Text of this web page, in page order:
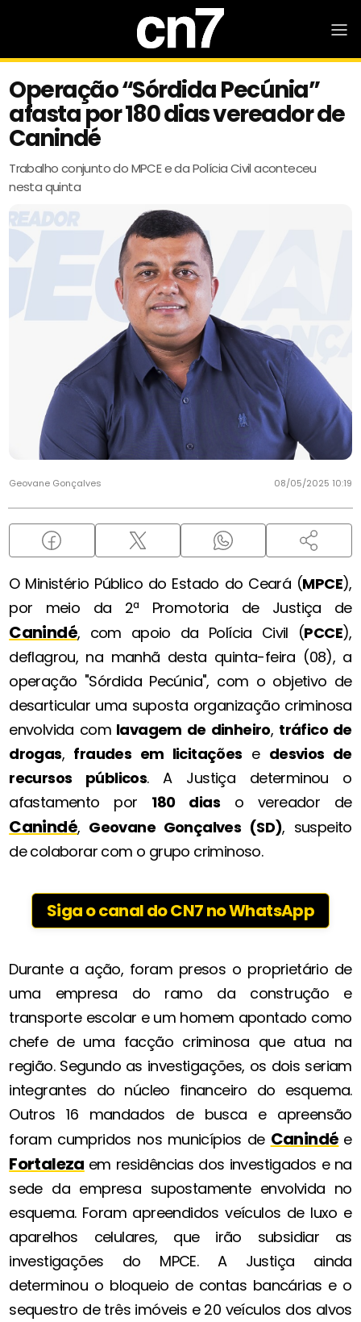
Operação “Sórdida Pecúnia”
afasta por 180 dias vereador de
Canindé
Trabalho conjunto do MPCE e da Polícia Civil aconteceu
nesta quinta
Geovane Gonçalves 08/05/2025 10:19
O Ministério Público do Estado do Ceará (MPCE),
por meio da 2ª Promotoria de Justiça de
Canindé, com apoio da Polícia Civil (PCCE),
deflagrou, na manhã desta quinta-feira (08), a
operação "Sórdida Pecúnia", com o objetivo de
desarticular uma suposta organização criminosa
envolvida com lavagem de dinheiro, tráfico de
drogas, fraudes em licitações e desvios de
recursos públicos. A Justiça determinou o
afastamento por 180 dias o vereador de
Canindé, Geovane Gonçalves (SD), suspeito
de colaborar com o grupo criminoso.
Siga o canal do CN7 no WhatsApp
Durante a ação, foram presos o proprietário de
uma empresa do ramo da construção e
transporte escolar e um homem apontado como
chefe de uma facção criminosa que atua na
região. Segundo as investigações, os dois seriam
integrantes do núcleo financeiro do esquema.
Outros 16 mandados de busca e apreensão
foram cumpridos nos municípios de Canindé e
Fortaleza em residências dos investigados e na
sede da empresa supostamente envolvida no
esquema. Foram apreendidos veículos de luxo e
aparelhos celulares, que irão subsidiar as
investigações do MPCE. A Justiça ainda
determinou o bloqueio de contas bancárias e o
sequestro de três imóveis e 20 veículos dos alvos